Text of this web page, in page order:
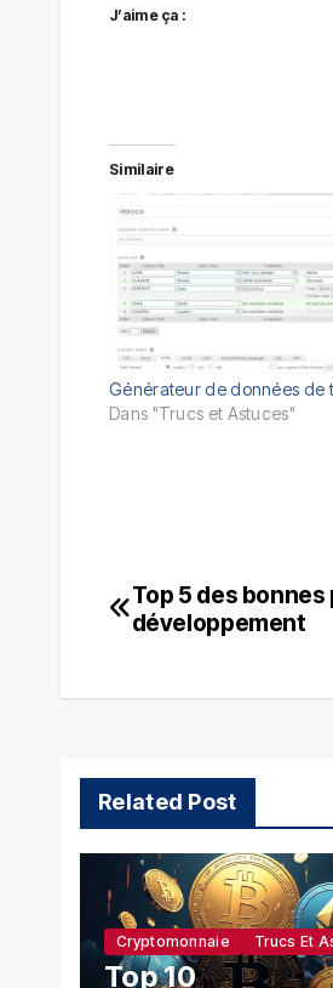
J’aime ça :
Similaire
Générateur de données de
Dans "Trucs et Astuces"
Navigation
l’article
Top 5 des
développement
Related Post
Cryptomonnaie Trucs Et
Top 10